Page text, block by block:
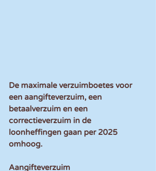
De maximale verzuimboetes voor
een aangifteverzuim, een
betaalverzuim en een
correctieverzuim in de
loonheffingen gaan per 2025
omhoog.
Aangifteverzuim